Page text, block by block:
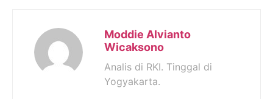
Moddie Alvianto
Wicaksono
Analis di RKI. Tinggal di
Yogyakarta.